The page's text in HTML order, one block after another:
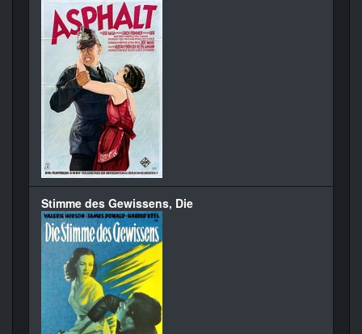
Stimme des Gewissens, Die